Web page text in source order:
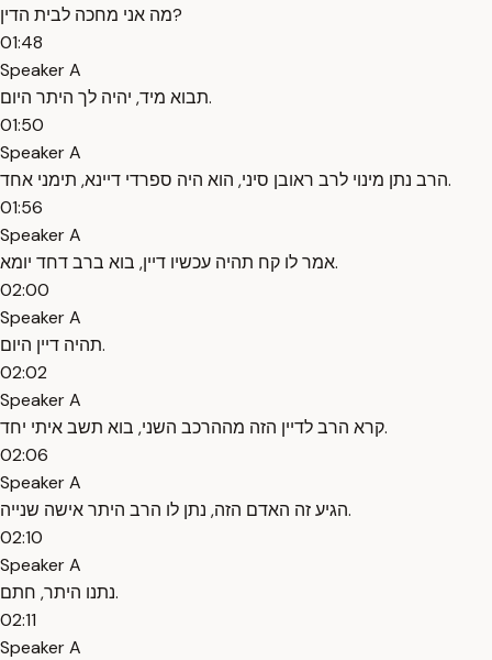
מה אני מחכה לבית הדין?
01:48
Speaker A
תבוא מיד, יהיה לך היתר היום.
01:50
Speaker A
הרב נתן מינוי לרב ראובן סיני, הוא היה ספרדי דיינא, תימני אחד.
01:56
Speaker A
אמר לו קח תהיה עכשיו דיין, בוא ברב דחד יומא.
02:00
Speaker A
תהיה דיין היום.
02:02
Speaker A
קרא הרב לדיין הזה מההרכב השני, בוא תשב איתי יחד.
02:06
Speaker A
הגיע זה האדם הזה, נתן לו הרב היתר אישה שנייה.
02:10
Speaker A
נתנו היתר, חתם.
02:11
Speaker A